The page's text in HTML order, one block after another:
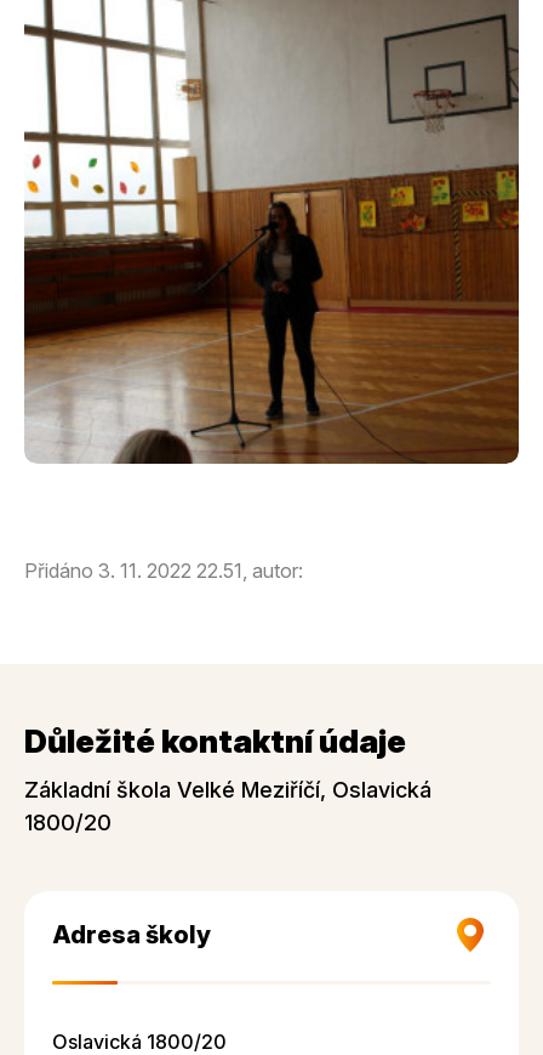
Přidáno 3. 11. 2022 22.51, autor:
Důležité kontaktní údaje
Základní škola Velké Meziříčí, Oslavická
1800/20
Adresa školy
Oslavická 1800/20